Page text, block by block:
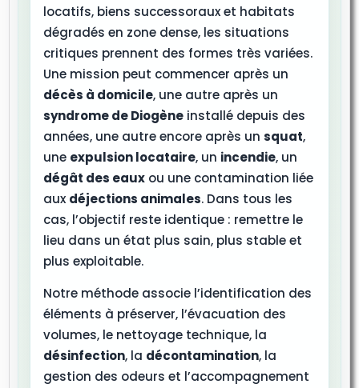
locatifs, biens successoraux et habitats
dégradés en zone dense, les situations
critiques prennent des formes très variées.
Une mission peut commencer après un
décès à domicile, une autre après un
syndrome de Diogène installé depuis des
années, une autre encore après unsquat,
une expulsion locataire, un incendie, un
dégât des eaux ou une contamination liée
aux déjections animales. Dans tous les
cas, l’objectif reste identique : remettre le
lieu dans un état plus sain, plus stable et
plus exploitable.
Notre méthode associe l’identification des
éléments à préserver, l’évacuation des
volumes, le nettoyage technique, la
désinfection, la décontamination, la
gestion des odeurs et l’accompagnement